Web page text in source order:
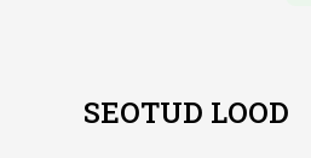
SEOTUD LOOD